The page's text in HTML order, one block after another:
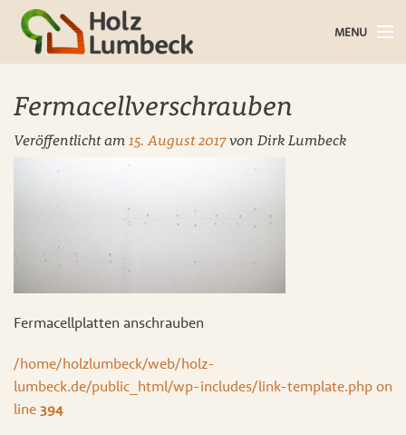
MENU
Holz im Garten
Bauholz
Über uns
Blog
Kontakt
Fermacellverschrauben
Veröffentlicht am 15. August 2017 von Dirk Lumbeck
Fermacellplatten anschrauben
/home/holzlumbeck/web/holz-
lumbeck.de/public_html/wp-includes/link-template.php on
line 394